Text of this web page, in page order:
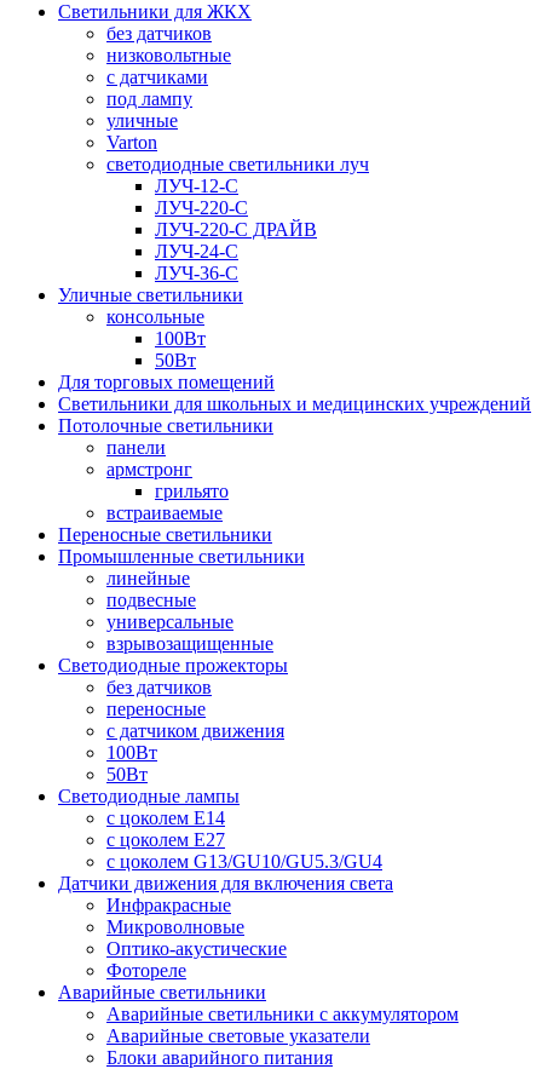
Светильники для ЖКХ
без датчиков
низковольтные
с датчиками
под лампу
уличные
Varton
светодиодные светильники луч
ЛУЧ-12-С
ЛУЧ-220-С
ЛУЧ-220-С ДРАЙВ
ЛУЧ-24-С
ЛУЧ-36-С
Уличные светильники
консольные
100Вт
50Вт
Для торговых помещений
Светильники для школьных и медицинских учреждений
Потолочные светильники
панели
армстронг
грильято
встраиваемые
Переносные светильники
Промышленные светильники
линейные
подвесные
универсальные
взрывозащищенные
Светодиодные прожекторы
без датчиков
переносные
с датчиком движения
100Вт
50Вт
Светодиодные лампы
с цоколем E14
с цоколем E27
с цоколем G13/GU10/GU5.3/GU4
Датчики движения для включения света
Инфракрасные
Микроволновые
Оптико-акустические
Фотореле
Аварийные светильники
Аварийные светильники с аккумулятором
Аварийные световые указатели
Блоки аварийного питания